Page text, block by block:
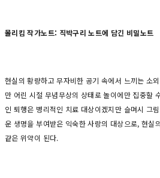
몰리킴 작가노트: 직박구리 노트에 담긴 비밀노트
현실의 황량하고 무자비한 공기 속에서 느끼는 소
만 어린 시절 무념무상의 상태로 놀이에만 집중할
인 퇴행은 병리적인 치료 대상이겠지만 슬며시 그
운 생명을 부여받은 익숙한 사랑의 대상으로, 현실
같은 위약이 된다.